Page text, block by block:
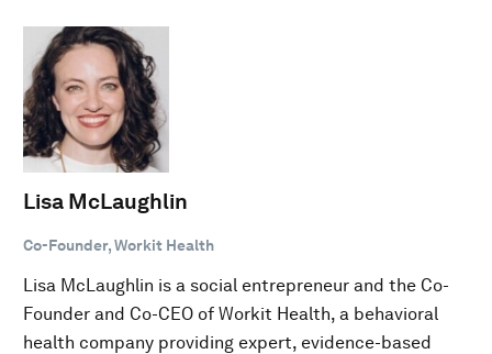
Lisa McLaughlin
Co-Founder, Workit Health
Lisa McLaughlin is a social entrepreneur and the Co-
Founder and Co-CEO of Workit Health, a behavioral
health company providing expert, evidence-based